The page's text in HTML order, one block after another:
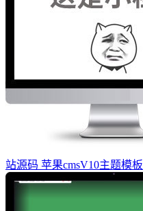
站源码 苹果cmsV10主题模板